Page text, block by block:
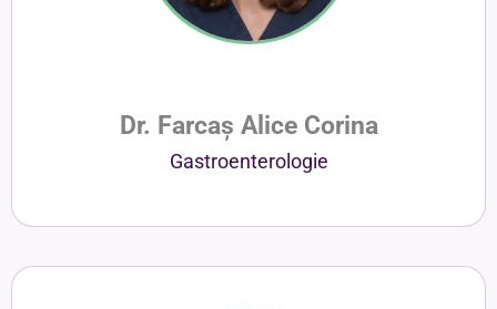
Dr. Farcaș Alice Corina
Gastroenterologie